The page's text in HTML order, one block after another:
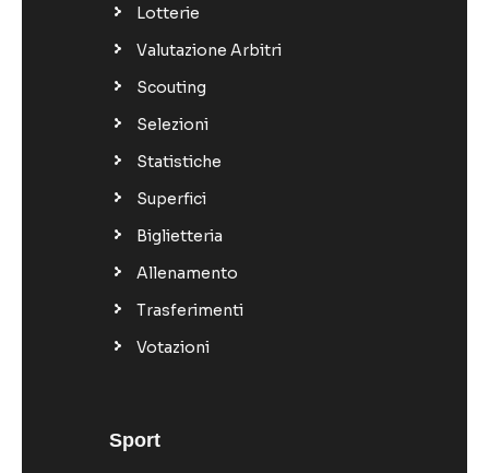
Lotterie
Valutazione Arbitri
Scouting
Selezioni
Statistiche
Superfici
Biglietteria
Allenamento
Trasferimenti
Votazioni
Sport